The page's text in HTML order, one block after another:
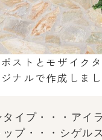
ストとモザイク
ナルで作成しまし
タイプ・・・アイ
ップ・・・シゲル